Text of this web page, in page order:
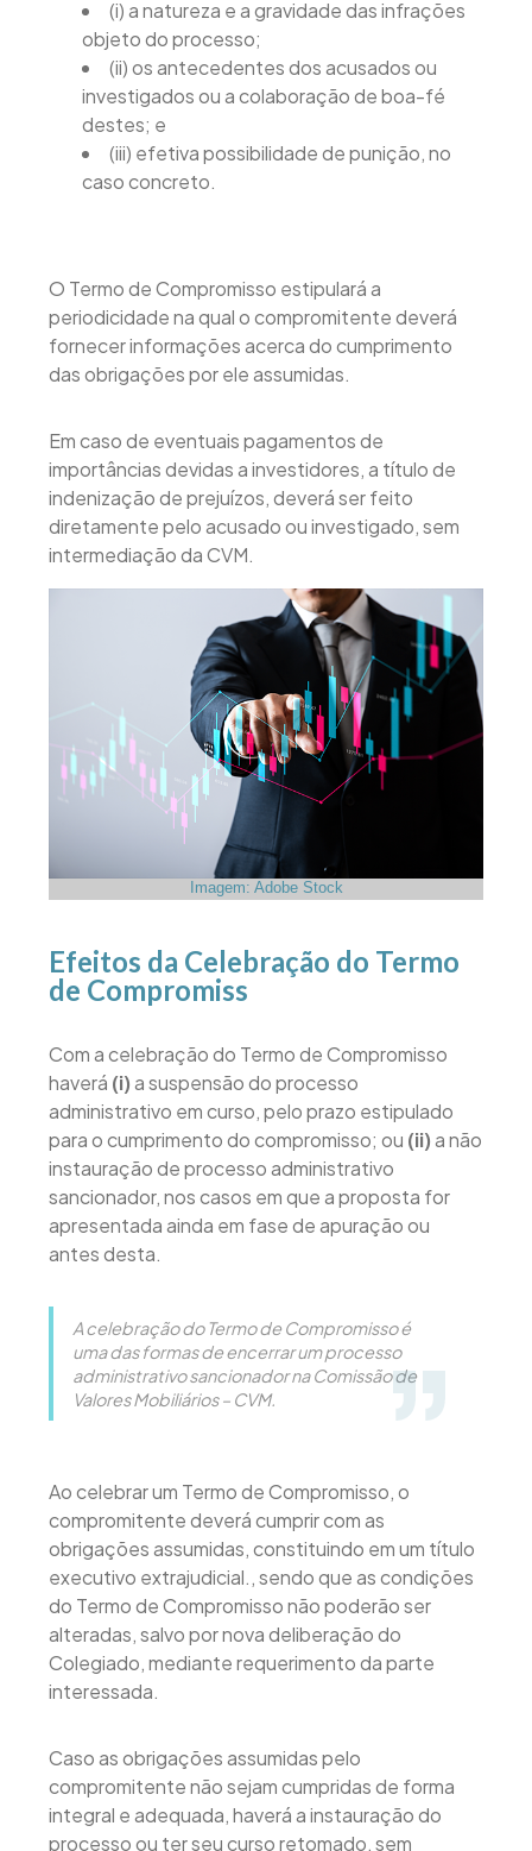
(i) a natureza e a gravidade das infrações
objeto do processo;
(ii) os antecedentes dos acusados ou
investigados ou a colaboração de boa-fé
destes; e
(iii) efetiva possibilidade de punição, no
caso concreto.
O Termo de Compromisso estipulará a
periodicidade na qual o compromitente deverá
fornecer informações acerca do cumprimento
das obrigações por ele assumidas.
Em caso de eventuais pagamentos de
importâncias devidas a investidores, a título de
indenização de prejuízos, deverá ser feito
diretamente pelo acusado ou investigado, sem
intermediação da CVM.
Imagem: Adobe Stock
Efeitos da Celebração do Termo
de Compromiss
Com a celebração do Termo de Compromisso
haverá (i)a suspensão do processo
administrativo em curso, pelo prazo estipulado
para o cumprimento do compromisso; ou (ii)a não
instauração de processo administrativo
sancionador, nos casos em que a proposta for
apresentada ainda em fase de apuração ou
antes desta.
A celebração do Termo de Compromisso é
uma das formas de encerrar um processo
administrativo sancionador na Comissão de
Valores Mobiliários – CVM.
Ao celebrar um Termo de Compromisso, o
compromitente deverá cumprir com as
obrigações assumidas, constituindo em um título
executivo extrajudicial., sendo que as condições
do Termo de Compromisso não poderão ser
alteradas, salvo por nova deliberação do
Colegiado, mediante requerimento da parte
interessada.
Caso as obrigações assumidas pelo
compromitente não sejam cumpridas de forma
integral e adequada, haverá a instauração do
processo ou ter seu curso retomado, sem